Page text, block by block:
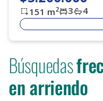
151 m2 3 4
Búsquedas
en arriendo